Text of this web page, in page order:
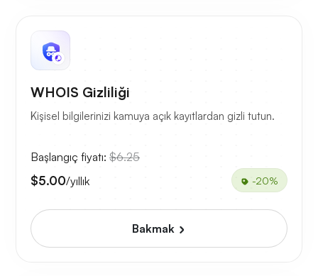
WHOIS Gizliliği
Kişisel bilgilerinizi kamuya açık kayıtlardan gizli tutun.
Başlangıç fiyatı: $6.25
$5.00/yıllık -20%
Bakmak